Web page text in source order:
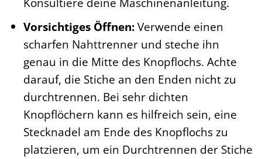
Vorsichtiges Öffnen:Verwende einen
scharfen Nahttrenner und steche ihn
genau in die Mitte des Knopflochs. Achte
darauf, die Stiche an den Enden nicht zu
durchtrennen. Bei sehr dichten
Knopflöchern kann es hilfreich sein, eine
Stecknadel am Ende des Knopflochs zu
platzieren, um ein Durchtrennen der Stiche